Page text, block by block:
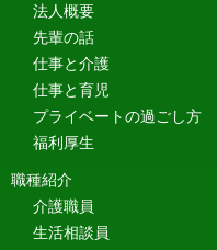
法人概要
先輩の話
仕事と介護
仕事と育児
プライベートの過ごし方
福利厚生
職種紹介
介護職員
生活相談員